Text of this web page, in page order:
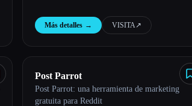
Más detalles → VISITA↗︎
Post Parrot
Post Parrot: una herramienta de marketing
gratuita para Reddit